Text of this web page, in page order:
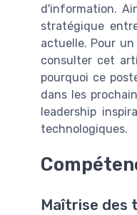
d'information.
stratégique
actuelle. Pour
consulter cet
pourquoi ce
dans les
leadership
technologiques.
Maîtrise des